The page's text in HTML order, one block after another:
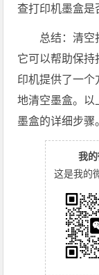
查打印机墨盒是
总结：清空
它可以帮助保
印机提供了一个
地清空墨盒。以
墨盒的详细步骤
我
这是我的